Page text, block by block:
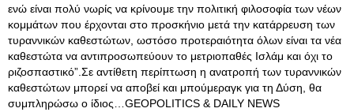
ενώ είναι πολύ νωρίς να κρίνουμε την πολιτική φιλοσοφία των νέων
κομμάτων που έρχονται στο προσκήνιο μετά την κατάρρευση των
τυραννικών καθεστώτων, ωστόσο προτεραιότητα όλων είναι τα νέα
καθεστώτα να αντιπροσωπεύουν το μετριοπαθές Ισλάμ και όχι το
ριζοσπαστικό”.Σε αντίθετη περίπτωση η ανατροπή των τυραννικών
καθεστώτων μπορεί να αποβεί και μπούμεραγκ για τη Δύση, θα
συμπληρώσω ο ίδιος…GEOPOLITICS & DAILY NEWS